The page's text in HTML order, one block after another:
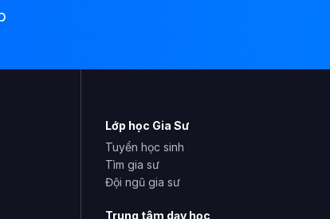
Lớp học Gia Sư
Tuyển học sinh
Tìm gia sư
Đội ngũ gia sư
Trung tâm dạy học